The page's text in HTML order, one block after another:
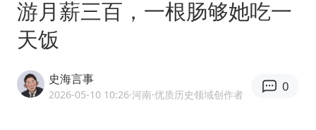
美股收盘：道指再创历史新高
宝妈回应打疫苗护士被指不专业
游月薪三百，一根肠够她吃一
天饭
史海言事
2026-05-10 10:26·河南·优质历史领域创作者
0